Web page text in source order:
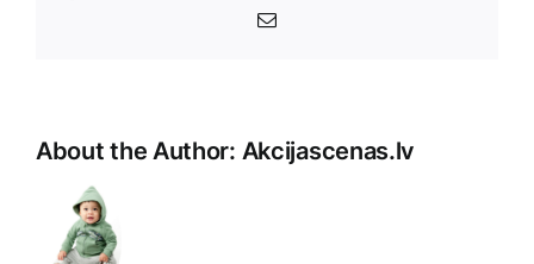
E-
About the Author: Akcijascenas.lv